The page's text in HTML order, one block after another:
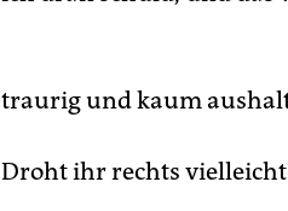
traurig und kaum
Droht ihr rechts vielleicht